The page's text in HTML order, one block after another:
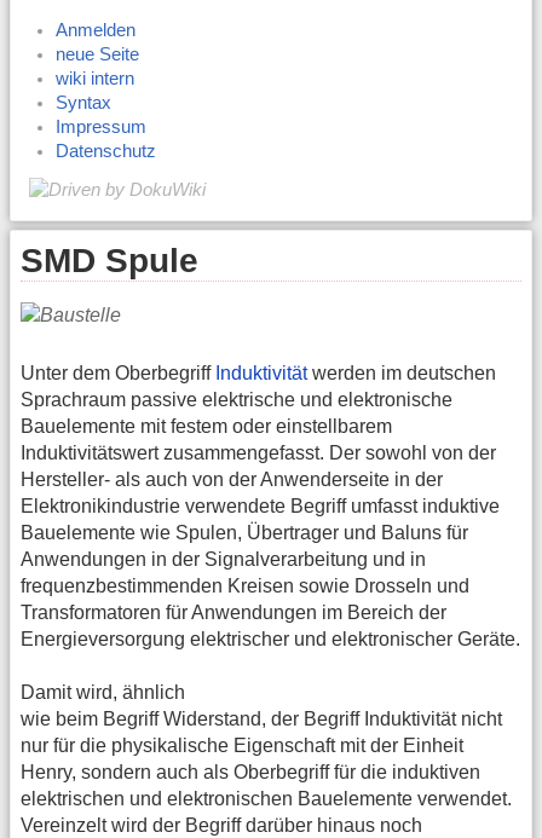
Anmelden
neue Seite
wiki intern
Syntax
Impressum
Datenschutz
SMD Spule
Unter dem Oberbegriff Induktivitätwerden im deutschen
Sprachraum passive elektrische und elektronische
Bauelemente mit festem oder einstellbarem
Induktivitätswert zusammengefasst. Der sowohl von der
Hersteller- als auch von der Anwenderseite in der
Elektronikindustrie verwendete Begriff umfasst induktive
Bauelemente wie Spulen, Übertrager und Baluns für
Anwendungen in der Signalverarbeitung und in
frequenzbestimmenden Kreisen sowie Drosseln und
Transformatoren für Anwendungen im Bereich der
Energieversorgung elektrischer und elektronischer Geräte.
Damit wird, ähnlich
wie beim Begriff Widerstand, der Begriff Induktivität nicht
nur für die physikalische Eigenschaft mit der Einheit
Henry, sondern auch als Oberbegriff für die induktiven
elektrischen und elektronischen Bauelemente verwendet.
Vereinzelt wird der Begriff darüber hinaus noch